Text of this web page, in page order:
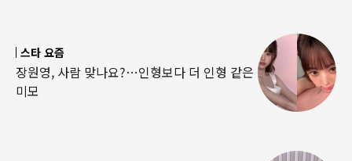
스타 요즘
장원영, 사람 맞나요?…인형보다 더 인형 같은
미모